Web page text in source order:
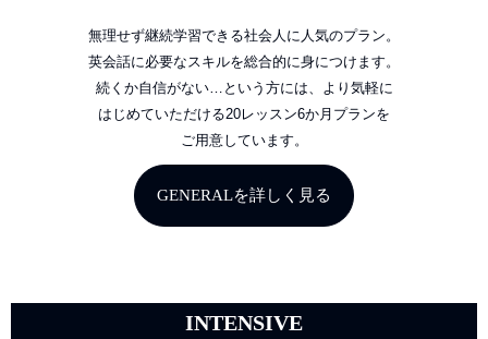
無理せず継続学習できる社会人に人気のプラン。
英会話に必要なスキルを総合的に身につけます。
続くか自信がない…という方には、より気軽に
はじめていただける20レッスン6か月プランを
ご用意しています。
GENERALを詳しく見る
INTENSIVE